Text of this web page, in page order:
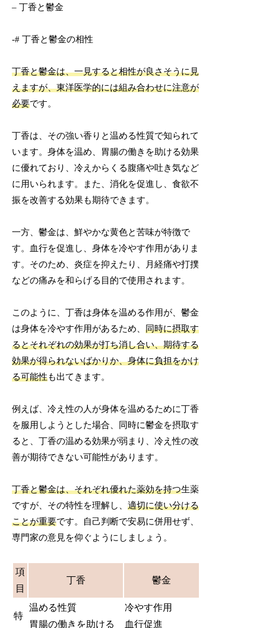
– 丁香と鬱金
-# 丁香と鬱金の相性
丁香と鬱金は、一見すると相性が良さそうに見
えますが、東洋医学的には組み合わせに注意が
必要です。
丁香は、その強い香りと温める性質で知られて
います。身体を温め、胃腸の働きを助ける効果
に優れており、冷えからくる腹痛や吐き気など
に用いられます。また、消化を促進し、食欲不
振を改善する効果も期待できます。
一方、鬱金は、鮮やかな黄色と苦味が特徴で
す。血行を促進し、身体を冷やす作用がありま
す。そのため、炎症を抑えたり、月経痛や打撲
などの痛みを和らげる目的で使用されます。
このように、丁香は身体を温める作用が、鬱金
は身体を冷やす作用があるため、同時に摂取す
るとそれぞれの効果が打ち消し合い、期待する
効果が得られないばかりか、身体に負担をかけ
る可能性も出てきます。
例えば、冷え性の人が身体を温めるために丁香
を服用しようとした場合、同時に鬱金を摂取す
ると、丁香の温める効果が弱まり、冷え性の改
善が期待できない可能性があります。
丁香と鬱金は、それぞれ優れた薬効を持つ生薬
ですが、その特性を理解し、適切に使い分ける
ことが重要です。自己判断で安易に併用せず、
専門家の意見を仰ぐようにしましょう。
項
目
丁香 鬱金
特
温める性質
胃腸の働きを助ける
冷やす作用
血行促進